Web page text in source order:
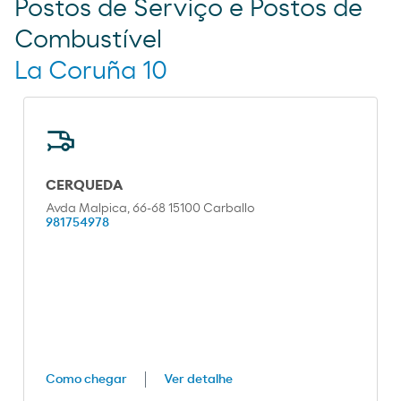
Postos de Serviço e Postos de
Combustível
La Coruña 10
CERQUEDA
Avda Malpica, 66-68 15100 Carballo
981754978
Como chegar Ver detalhe